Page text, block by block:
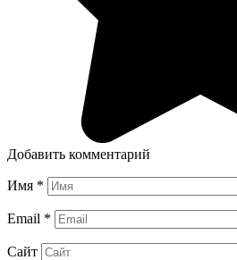
Добавить комментарий
Имя *
Email *
Сайт